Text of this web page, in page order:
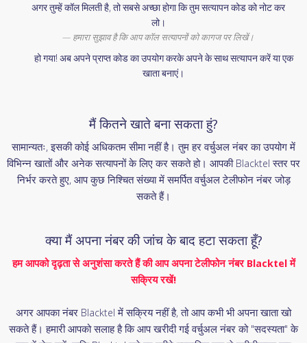
अगर तुम्हें कॉल मिलती है, तो सबसे अच्छा होगा कि तुम सत्यापन कोड को नोट कर
लो।
हमारा सुझाव है कि आप कॉल सत्यापनों को कागज पर लिखें।
हो गया! अब अपने प्राप्त कोड का उपयोग करके अपने के साथ सत्यापन करें या एक
खाता बनाएं।
मैं कितने खाते बना सकता हुं?
सामान्यतः, इसकी कोई अधिकतम सीमा नहीं है। तुम हर वर्चुअल नंबर का उपयोग में
विभिन्न खातों और अनेक सत्यापनों के लिए कर सकते हो। आपकी Blacktel स्तर पर
निर्भर करते हुए, आप कुछ निश्चित संख्या में समर्पित वर्चुअल टेलीफोन नंबर जोड़
सकते हैं।
क्या मैं अपना नंबर की जांच के बाद हटा सकता हूँ?
हम आपको दृढ़ता से अनुशंसा करते हैं की आप अपना टेलीफोन नंबर Blacktel में
सक्रिय रखें!
अगर आपका नंबर Blacktel में सक्रिय नहीं है, तो आप कभी भी अपना खाता खो
सकते हैं। हमारी आपको सलाह है कि आप खरीदी गई वर्चुअल नंबर को "सदस्यता" के